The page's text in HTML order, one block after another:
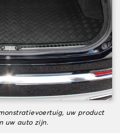
uw product
uw auto zijn.